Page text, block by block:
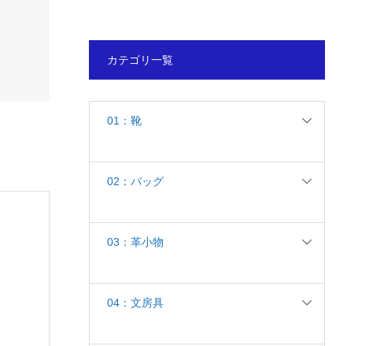
カテゴリ一覧
01：靴
02：バッグ
03：革小物
04：文房具